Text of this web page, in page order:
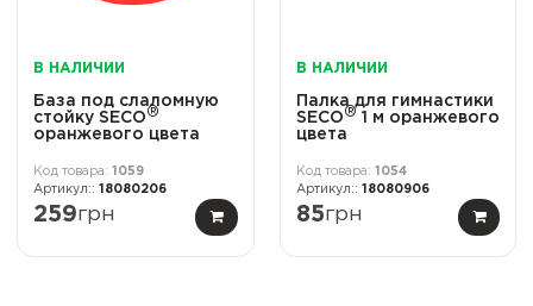
В НАЛИЧИИ
База под слаломную
стойку SECO®
оранжевого цвета
1059
18080206
259грн
В НАЛИЧИИ
Палка для гимнастики
SECO® 1 м оранжевого
цвета
1054
18080906
85грн